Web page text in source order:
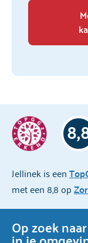
Jellinek is een
met een 8,8 op
Op zoek